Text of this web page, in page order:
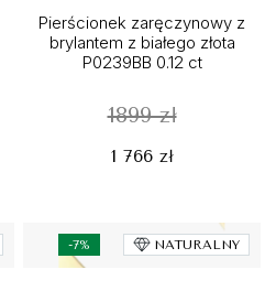
Pierścionek zaręczynowy z
brylantem z białego złota
P0239BB 0.12 ct
1899 zł
1 766 zł
-7% NATURALNY